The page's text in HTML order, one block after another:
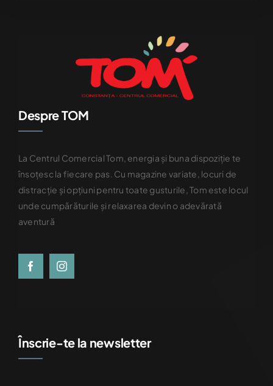
Despre TOM
La Centrul Comercial Tom, energia și buna dispoziție te
însoțesc la fiecare pas. Cu magazine variate, locuri de
distracție și opțiuni pentru toate gusturile, Tom este locul
unde cumpărăturile și relaxarea devin o adevărată
aventură
Înscrie-te la newsletter